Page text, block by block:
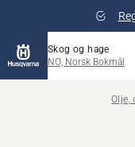
Skog og hage
NO, Norsk Bokmål
Olje,